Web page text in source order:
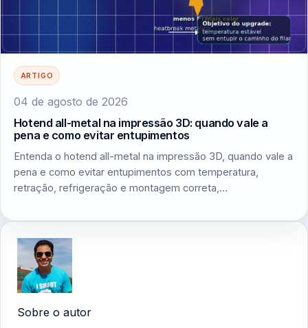
ARTIGO
04 de agosto de 2026
Hotend all-metal na impressão 3D: quando vale a
pena e como evitar entupimentos
Entenda o hotend all-metal na impressão 3D, quando vale a
pena e como evitar entupimentos com temperatura,
retração, refrigeração e montagem correta,…
Sobre o autor